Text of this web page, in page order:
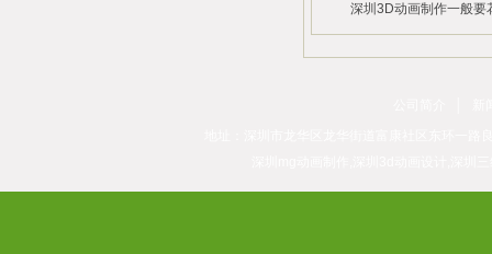
2026/07/23
2026/03/06
深圳3D动画制作一般要
2026/03/04